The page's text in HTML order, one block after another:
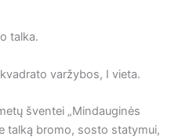
talka.
varžybos, I vieta.
šventei „Mindauginės
talką bromo, sosto statymui,